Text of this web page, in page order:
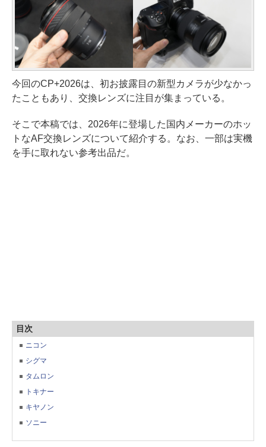
今回のCP+2026は、初お披露目の新型カメラが少なかっ
たこともあり、交換レンズに注目が集まっている。
そこで本稿では、2026年に登場した国内メーカーのホッ
トなAF交換レンズについて紹介する。なお、一部は実機
を手に取れない参考出品だ。
目次
ニコン
シグマ
タムロン
トキナー
キヤノン
ソニー